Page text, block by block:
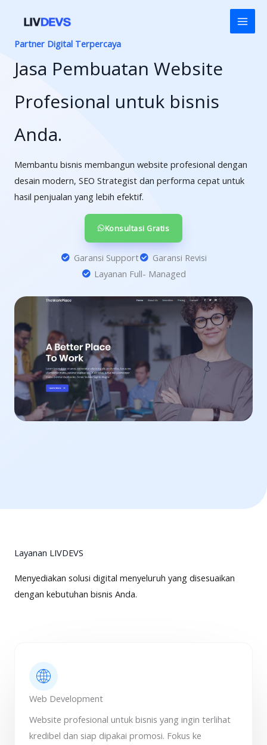
contentPartner Digital Terpercaya
Jasa Pembuatan Website
Profesional untuk bisnis
Anda.
Membantu bisnis membangun website profesional dengan
desain modern, SEO Strategist dan performa cepat untuk
hasil penjualan yang lebih efektif.
Konsultasi Gratis
Garansi Support
Garansi Revisi
Layanan Full- Managed
Layanan LIVDEVS
Menyediakan solusi digital menyeluruh yang disesuaikan
dengan kebutuhan bisnis Anda.
Web Development
Website profesional untuk bisnis yang ingin terlihat
kredibel dan siap dipakai promosi. Fokus ke